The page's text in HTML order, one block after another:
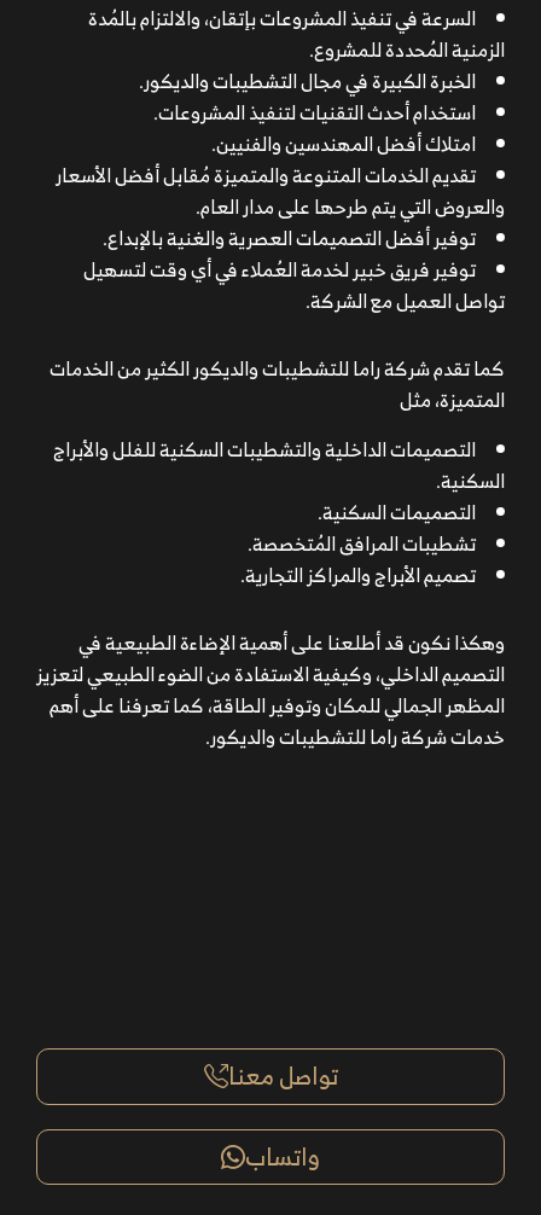
السرعة في تنفيذ المشروعات بإتقان، والالتزام بالمُدة
الزمنية المُحددة للمشروع.
الخبرة الكبيرة في مجال التشطيبات والديكور.
استخدام أحدث التقنيات لتنفيذ المشروعات.
امتلاك أفضل المهندسين والفنيين.
تقديم الخدمات المتنوعة والمتميزة مُقابل أفضل الأسعار
والعروض التي يتم طرحها على مدار العام.
توفير أفضل التصميمات العصرية والغنية بالإبداع.
توفير فريق خبير لخدمة العُملاء في أي وقت لتسهيل
تواصل العميل مع الشركة.
كما تقدم شركةراماللتشطيبات والديكور الكثير من الخدمات
المتميزة، مثل
التصميمات الداخلية والتشطيبات السكنية للفلل والأبراج
السكنية.
التصميمات السكنية.
تشطيبات المرافق المُتخصصة.
تصميم الأبراج والمراكز التجارية.
وهكذا نكون قد أطلعنا على أهميةالإضاءة الطبيعية في
التصميم الداخلي، وكيفية الاستفادة من الضوء الطبيعي لتعزيز
المظهر الجمالي للمكان وتوفير الطاقة، كما تعرفنا على أهم
خدمات شركةراماللتشطيبات والديكور.
تواصل معنا
واتساب